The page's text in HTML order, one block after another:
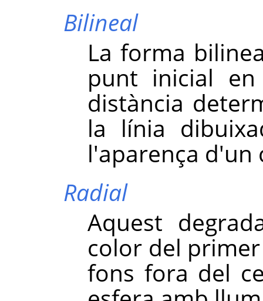
Bilineal
La forma
punt inicial en
distància
la línia
l'aparença d'un
Radial
Aquest
color del
fons fora del